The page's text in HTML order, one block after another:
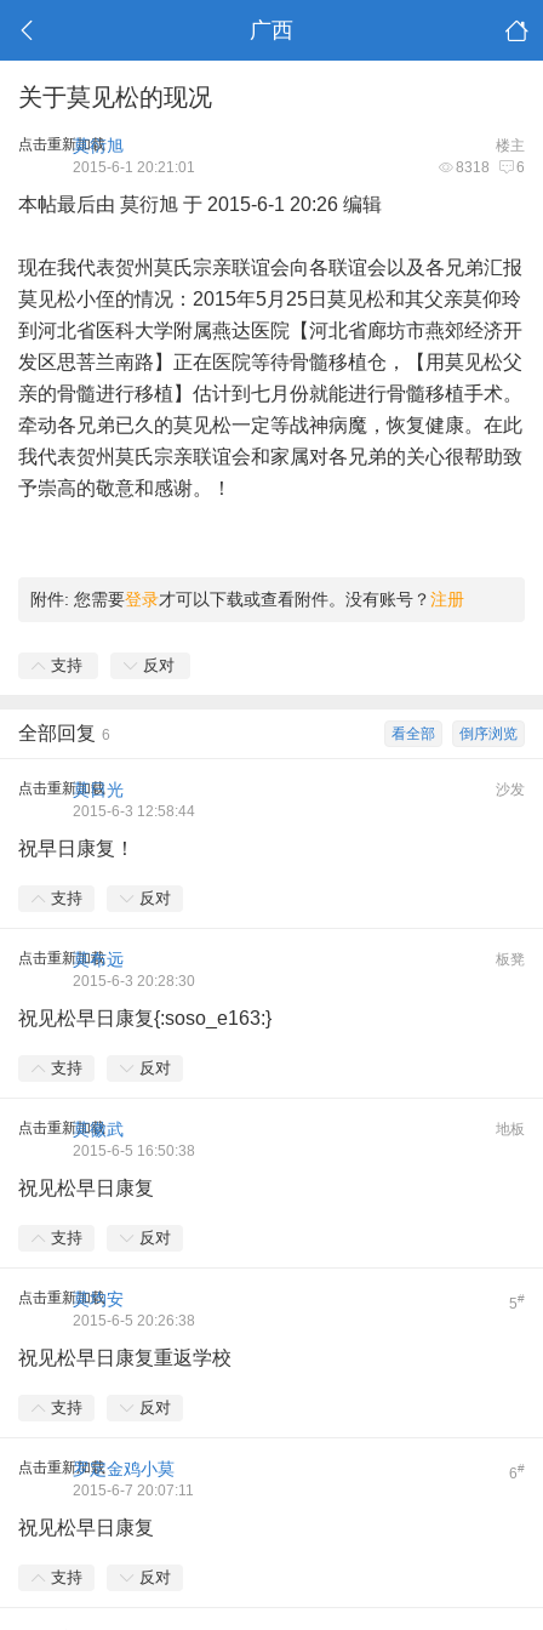
广西
关于莫见松的现况
点击重新加载 楼主
莫衍旭
8318 6
2015-6-1 20:21:01
本帖最后由 莫衍旭 于 2015-6-1 20:26 编辑
现在我代表贺州莫氏宗亲联谊会向各联谊会以及各兄弟汇报
莫见松小侄的情况：2015年5月25日莫见松和其父亲莫仰玲
到河北省医科大学附属燕达医院【河北省廊坊市燕郊经济开
发区思菩兰南路】正在医院等待骨髓移植仓，【用莫见松父
亲的骨髓进行移植】估计到七月份就能进行骨髓移植手术。
牵动各兄弟已久的莫见松一定等战神病魔，恢复健康。在此
我代表贺州莫氏宗亲联谊会和家属对各兄弟的关心很帮助致
予崇高的敬意和感谢。！
附件: 您需要登录才可以下载或查看附件。没有账号？注册
支持 反对
倒序浏览
看全部
全部回复 6
点击重新加载 沙发
莫日光
2015-6-3 12:58:44
祝早日康复！
支持 反对
点击重新加载 板凳
莫布远
2015-6-3 20:28:30
祝见松早日康复{:soso_e163:}
支持 反对
点击重新加载 地板
莫徽武
2015-6-5 16:50:38
祝见松早日康复
支持 反对
点击重新加载 5#
莫均安
2015-6-5 20:26:38
祝见松早日康复重返学校
支持 反对
点击重新加载 6#
罗定金鸡小莫
2015-6-7 20:07:11
祝见松早日康复
支持 反对